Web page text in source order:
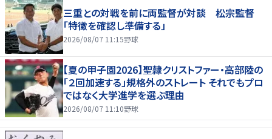
三重との対戦を前に両監督が対談 松宗監督
「特徴を確認し準備する」
2026/08/07 11:15野球
【夏の甲子園2026】聖隷クリストファー・高部陸の
「２回加速する」規格外のストレート それでもプロ
ではなく大学進学を選ぶ理由
2026/08/07 11:10野球